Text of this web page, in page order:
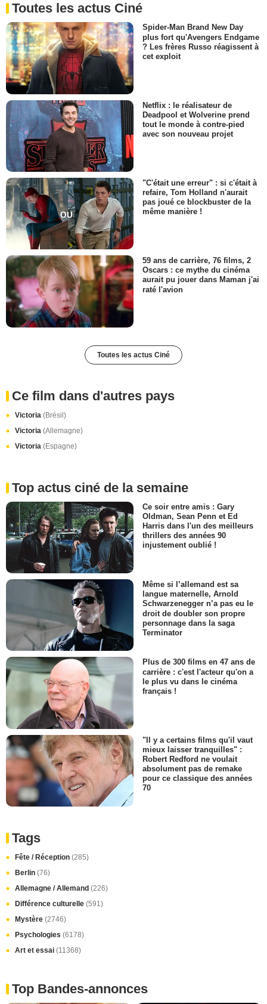
Toutes les actus Ciné
Spider-Man Brand New Day
plus fort qu'Avengers Endgame
? Les frères Russo réagissent à
cet exploit
Netflix : le réalisateur de
Deadpool et Wolverine prend
tout le monde à contre-pied
avec son nouveau projet
"C'était une erreur" : si c'était à
refaire, Tom Holland n'aurait
pas joué ce blockbuster de la
même manière !
59 ans de carrière, 76 films, 2
Oscars : ce mythe du cinéma
aurait pu jouer dans Maman j'ai
raté l'avion
Toutes les actus Ciné
Ce film dans d'autres pays
Victoria (Brésil)
Victoria (Allemagne)
Victoria (Espagne)
Top actus ciné de la semaine
Ce soir entre amis : Gary
Oldman, Sean Penn et Ed
Harris dans l'un des meilleurs
thrillers des années 90
injustement oublié !
Même si l’allemand est sa
langue maternelle, Arnold
Schwarzenegger n’a pas eu le
droit de doubler son propre
personnage dans la saga
Terminator
Plus de 300 films en 47 ans de
carrière : c'est l'acteur qu'on a
le plus vu dans le cinéma
français !
"Il y a certains films qu'il vaut
mieux laisser tranquilles" :
Robert Redford ne voulait
absolument pas de remake
pour ce classique des années
70
Tags
Fête / Réception (285)
Berlin (76)
Allemagne / Allemand (226)
Différence culturelle (591)
Mystère (2746)
Psychologies (6178)
Art et essai (11368)
Top Bandes-annonces